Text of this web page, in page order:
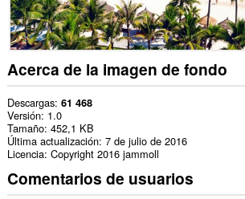
Acerca de la imagen de fondo
Descargas 61 468
Versión 1.0
Tamaño 452,1 KB
Última actualización 7 de julio de 2016
Licencia Copyright 2016 jammoll
Comentarios de usuarios